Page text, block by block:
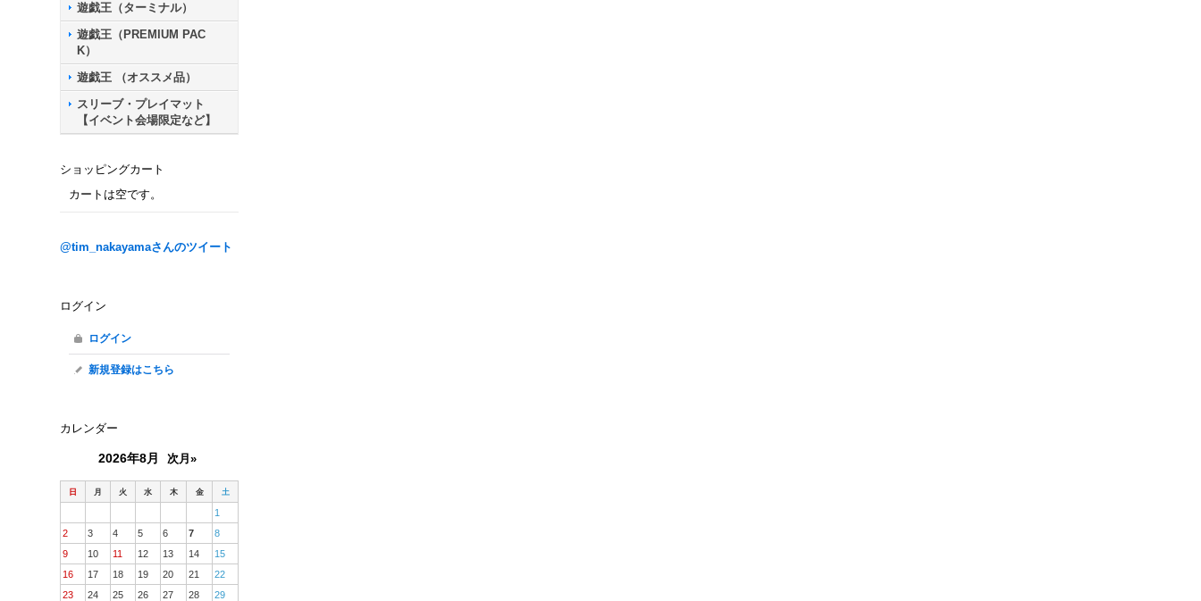
遊戯王（ターミナル）
遊戯王（PREMIUM PAC
K）
遊戯王 （オススメ品）
スリーブ・プレイマット
【イベント会場限定など】
ショッピングカート
カートは空です。
@tim_nakayamaさんのツイート
ログイン
ログイン
新規登録はこちら
カレンダー
2026年8月 次月»
日 月 火 水 木 金 土
1
2
3 4 5 6 7
8
9
10 11 12 13 14
15
16
17 18 19 20 21
22
23
24 25 26 27 28
29